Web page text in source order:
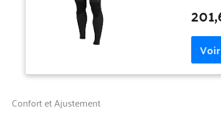
l'eau
Confort et Ajustement